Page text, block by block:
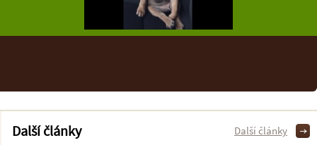
Další články Další články